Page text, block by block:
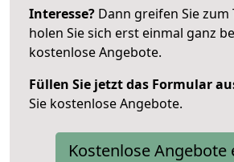
Interesse? Dann greifen Sie
holen Sie sich erst einmal ganz
kostenlose Angebote.
Füllen Sie jetzt das Formular
Sie kostenlose Angebote.
Kostenlose Angebote